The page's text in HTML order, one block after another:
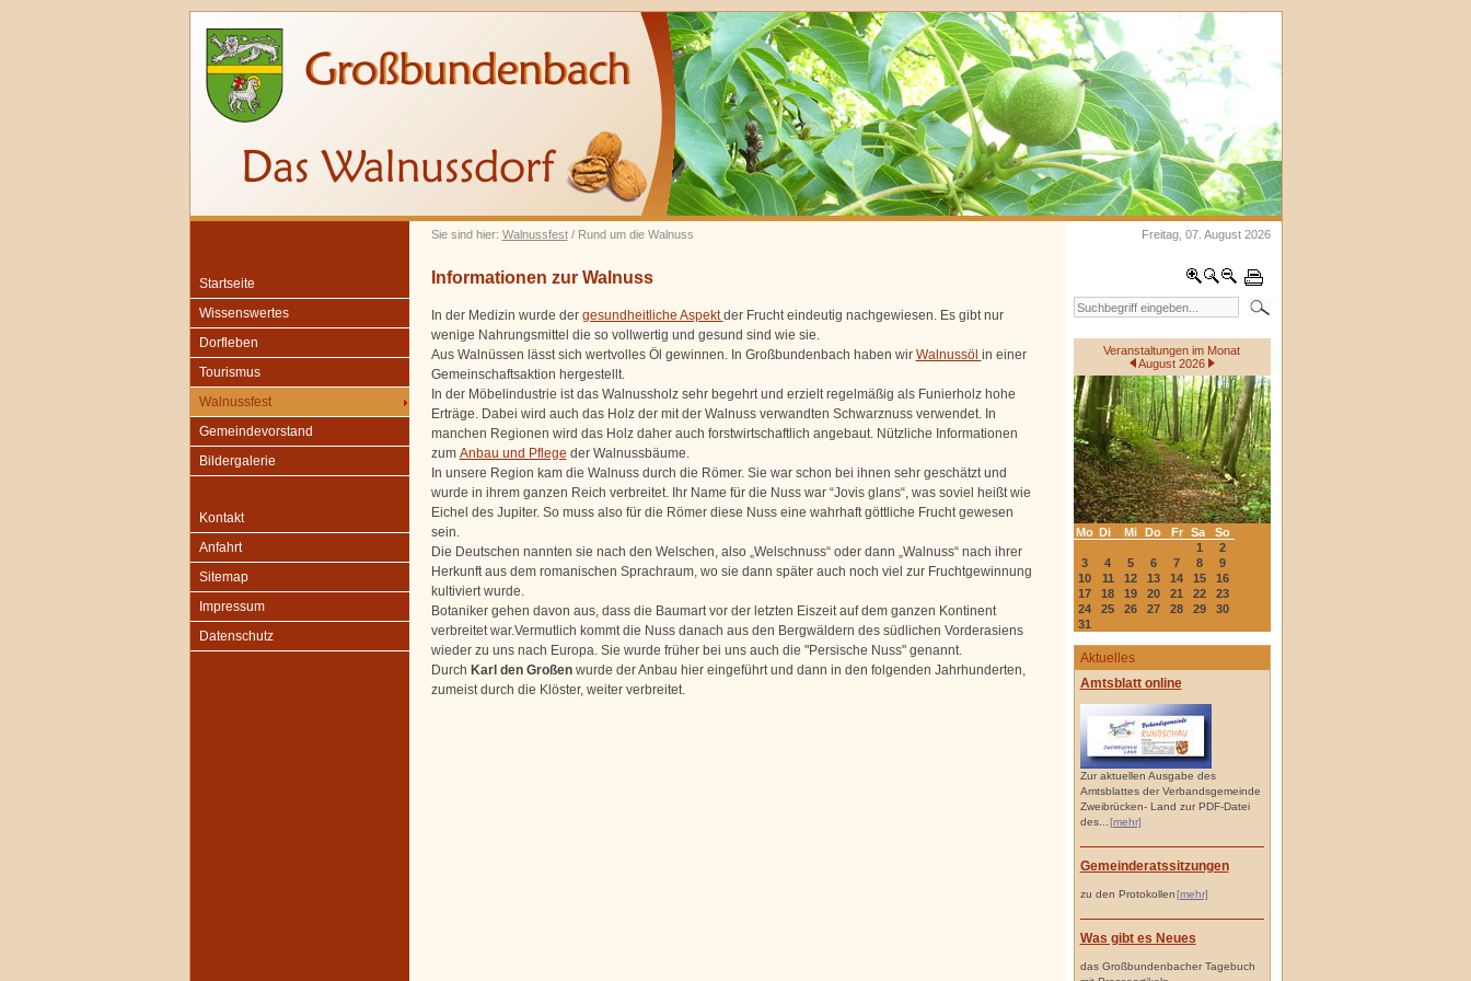
Sie sind hier: Walnussfest/ Rund um die Walnuss Freitag, 07. August 2026
Startseite
Wissenswertes
Dorfleben
Tourismus
Walnussfest
Gemeindevorstand
Bildergalerie
Kontakt
Anfahrt
Sitemap
Impressum
Datenschutz
Veranstaltungen im Monat
August 2026
Mo Di Mi Do Fr Sa
So
1
2
3
4 5 6 7 8
9
10
11 12 13 14 15
16
17
18 19 20 21 22
23
24
25 26 27 28 29
30
31
Aktuelles
Amtsblatt online
Zur aktuellen Ausgabe des
Amtsblattes der Verbandsgemeinde
Zweibrücken- Land zur PDF-Datei
des...
[mehr]
Gemeinderatssitzungen
zu den Protokollen[mehr]
Was gibt es Neues
das Großbundenbacher Tagebuch
Informationen zur Walnuss
In der Medizin wurde der gesundheitliche Aspektder Frucht eindeutig nachgewiesen. Es gibt nur
wenige Nahrungsmittel die so vollwertig und gesund sind wie sie.
Aus Walnüssen lässt sich wertvolles Öl gewinnen. In Großbundenbach haben wir Walnussöl in einer
Gemeinschaftsaktion hergestellt.
In der Möbelindustrie ist das Walnussholz sehr begehrt und erzielt regelmäßig als Funierholz hohe
Erträge. Dabei wird auch das Holz der mit der Walnuss verwandten Schwarznuss verwendet. In
manchen Regionen wird das Holz daher auch forstwirtschaftlich angebaut. Nützliche Informationen
zum Anbau und Pflege der Walnussbäume.
In unsere Region kam die Walnuss durch die Römer. Sie war schon bei ihnen sehr geschätzt und
wurde in ihrem ganzen Reich verbreitet. Ihr Name für die Nuss war “Jovis glans“, was soviel heißt wie
Eichel des Jupiter. So muss also für die Römer diese Nuss eine wahrhaft göttliche Frucht gewesen
sein.
Die Deutschen nannten sie nach den Welschen, also „Welschnuss“ oder dann „Walnuss“ nach ihrer
Herkunft aus dem romanischen Sprachraum, wo sie dann später auch noch viel zur Fruchtgewinnung
kultiviert wurde.
Botaniker gehen davon aus, dass die Baumart vor der letzten Eiszeit auf dem ganzen Kontinent
verbreitet war.Vermutlich kommt die Nuss danach aus den Bergwäldern des südlichen Vorderasiens
wieder zu uns nach Europa. Sie wurde früher bei uns auch die "Persische Nuss" genannt.
Durch Karl den Großenwurde der Anbau hier eingeführt und dann in den folgenden Jahrhunderten,
zumeist durch die Klöster, weiter verbreitet.